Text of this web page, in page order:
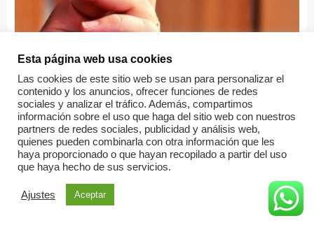
Sin categorizar
Fumar en la comunidad de propietarios
Leer más
Esta página web usa cookies
Las cookies de este sitio web se usan para personalizar el
contenido y los anuncios, ofrecer funciones de redes
sociales y analizar el tráfico. Además, compartimos
información sobre el uso que haga del sitio web con nuestros
partners de redes sociales, publicidad y análisis web,
quienes pueden combinarla con otra información que les
haya proporcionado o que hayan recopilado a partir del uso
que haya hecho de sus servicios.
Ajustes Aceptar